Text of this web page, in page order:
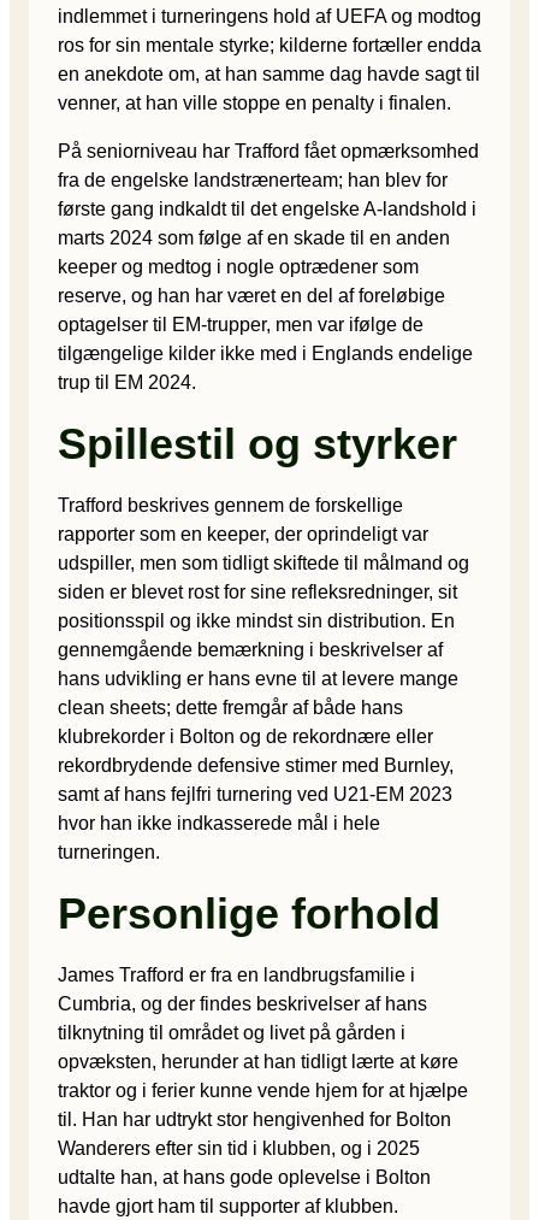
indlemmet i turneringens hold af UEFA og modtog
ros for sin mentale styrke; kilderne fortæller endda
en anekdote om, at han samme dag havde sagt til
venner, at han ville stoppe en penalty i finalen.
På seniorniveau har Trafford fået opmærksomhed
fra de engelske landstrænerteam; han blev for
første gang indkaldt til det engelske A-landshold i
marts 2024 som følge af en skade til en anden
keeper og medtog i nogle optrædener som
reserve, og han har været en del af foreløbige
optagelser til EM-trupper, men var ifølge de
tilgængelige kilder ikke med i Englands endelige
trup til EM 2024.
Spillestil og styrker
Trafford beskrives gennem de forskellige
rapporter som en keeper, der oprindeligt var
udspiller, men som tidligt skiftede til målmand og
siden er blevet rost for sine refleksredninger, sit
positionsspil og ikke mindst sin distribution. En
gennemgående bemærkning i beskrivelser af
hans udvikling er hans evne til at levere mange
clean sheets; dette fremgår af både hans
klubrekorder i Bolton og de rekordnære eller
rekordbrydende defensive stimer med Burnley,
samt af hans fejlfri turnering ved U21-EM 2023
hvor han ikke indkasserede mål i hele
turneringen.
Personlige forhold
James Trafford er fra en landbrugsfamilie i
Cumbria, og der findes beskrivelser af hans
tilknytning til området og livet på gården i
opvæksten, herunder at han tidligt lærte at køre
traktor og i ferier kunne vende hjem for at hjælpe
til. Han har udtrykt stor hengivenhed for Bolton
Wanderers efter sin tid i klubben, og i 2025
udtalte han, at hans gode oplevelse i Bolton
havde gjort ham til supporter af klubben.